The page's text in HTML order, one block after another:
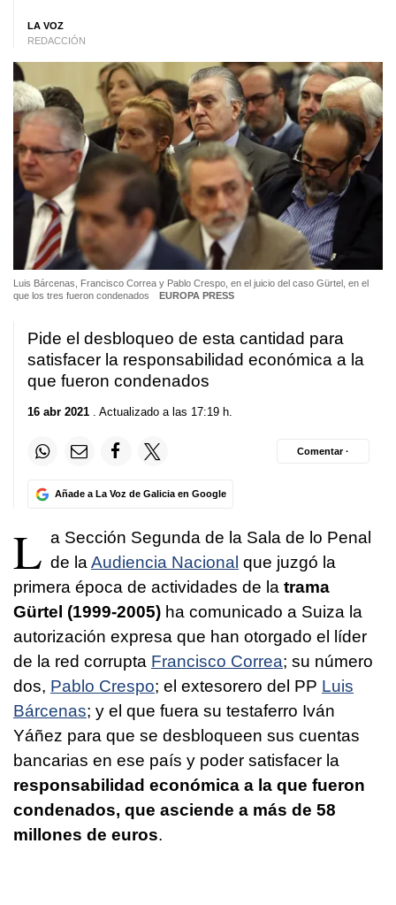
LA VOZ
REDACCIÓN
Luis Bárcenas, Francisco Correa y Pablo Crespo, en el juicio del caso Gürtel, en el
que los tres fueron condenados
EUROPA PRESS
Pide el desbloqueo de esta cantidad para
satisfacer la responsabilidad económica a la
que fueron condenados
16 abr 2021 . Actualizado a las 17:19 h.
Añade a La Voz de Galicia en Google
Comentar ·
L a Sección Segunda de la Sala de lo Penal
de laAudiencia Nacional que juzgó la
primera época de actividades de la trama
Gürtel (1999-2005) ha comunicado a Suiza la
autorización expresa que han otorgado el líder
de la red corrupta Francisco Correa; su número
dos, Pablo Crespo; el extesorero del PP Luis
Bárcenas; y el que fuera su testaferro Iván
Yáñez para que se desbloqueen sus cuentas
bancarias en ese país y poder satisfacer la
responsabilidad económica a la que fueron
condenados, que asciende a más de 58
millones de euros.